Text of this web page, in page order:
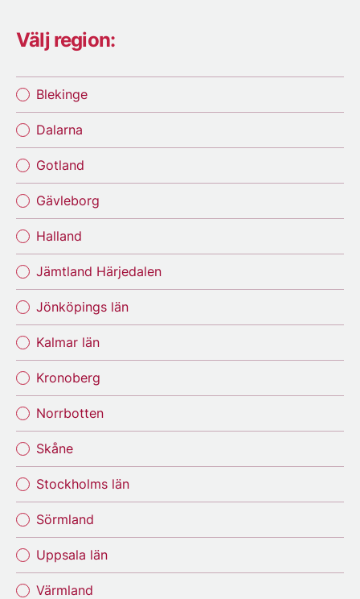
Välj region:
Blekinge
Dalarna
Gotland
Gävleborg
Halland
Jämtland Härjedalen
Jönköpings län
Kalmar län
Kronoberg
Norrbotten
Skåne
Stockholms län
Sörmland
Uppsala län
Värmland